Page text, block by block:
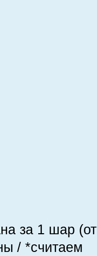
за 1 шар (от
/ *считаем